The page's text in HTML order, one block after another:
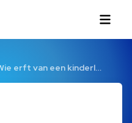
erft van een kinderl…